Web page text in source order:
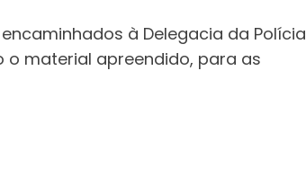
à Delegacia da Polícia
o material apreendido, para as